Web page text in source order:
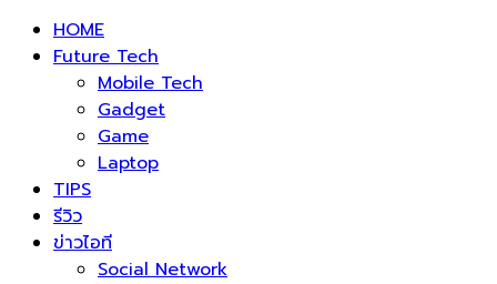
HOME
Future Tech
Mobile Tech
Gadget
Game
Laptop
TIPS
รีวิว
ข่าวไอที
Social Network